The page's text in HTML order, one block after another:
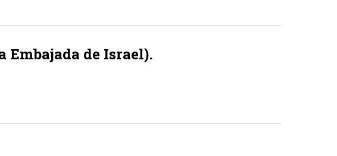
Embajada de Israel).